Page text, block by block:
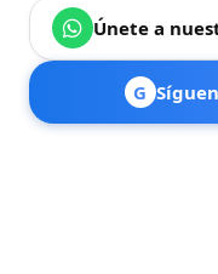
Únete a
G